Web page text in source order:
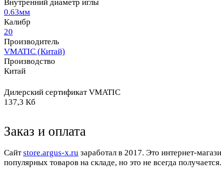
Внутренний диаметр иглы
0.63мм
Калибр
20
Производитель
VMATIC (Китай)
Производство
Китай
Дилерский сертификат VMATIC
137,3 Кб
Заказ и оплата
Cайтstore.argus-x.ru заработал в 2017. Это интернет-
популярных товаров на складе, но это не всегда